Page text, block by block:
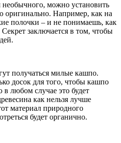
необычного, можно установить
оригинально. Например, как на
полочки – и не понимаешь, как
заключается в том, чтобы
получаться милые кашпо.
досок для того, чтобы кашпо
любом случае это будет
как нельзя лучше
материал природного
будет органично.